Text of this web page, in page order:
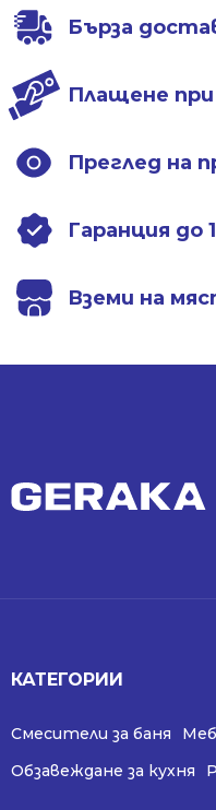
Бърза
Плащене
Преглед на
Гаранция до
Вземи на
КАТЕГОРИИ
Смесители за баня
Обзавеждане за кухня